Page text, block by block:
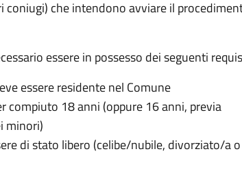
che intendono avviare il
essere in possesso dei seguenti
essere residente nel Comune
compiuto 18 anni (oppure 16 anni, previa
minori)
di stato libero (celibe/nubile, divorziato/a o